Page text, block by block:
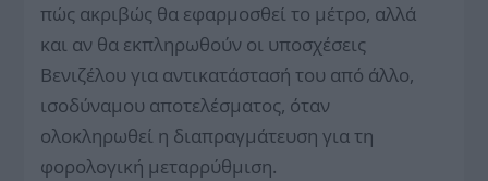
πώς ακριβώς θα εφαρμοσθεί το μέτρο, αλλά
και αν θα εκπληρωθούν οι υποσχέσεις
Βενιζέλου για αντικατάστασή του από άλλο,
ισοδύναμου αποτελέσματος, όταν
ολοκληρωθεί η διαπραγμάτευση για τη
φορολογική μεταρρύθμιση.